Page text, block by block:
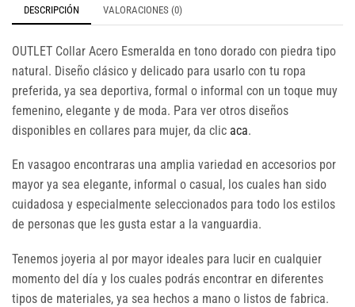
DESCRIPCIÓN VALORACIONES (0)
OUTLET Collar Acero Esmeralda en tono dorado con piedra tipo
natural. Diseño clásico y delicado para usarlo con tu ropa
preferida, ya sea deportiva, formal o informal con un toque muy
femenino, elegante y de moda. Para ver otros diseños
disponibles en collares para mujer, da clic aca.
En vasagoo encontraras una amplia variedad en accesorios por
mayor ya sea elegante, informal o casual, los cuales han sido
cuidadosa y especialmente seleccionados para todo los estilos
de personas que les gusta estar a la vanguardia.
Tenemos joyeria al por mayor ideales para lucir en cualquier
momento del día y los cuales podrás encontrar en diferentes
tipos de materiales, ya sea hechos a mano o listos de fabrica.